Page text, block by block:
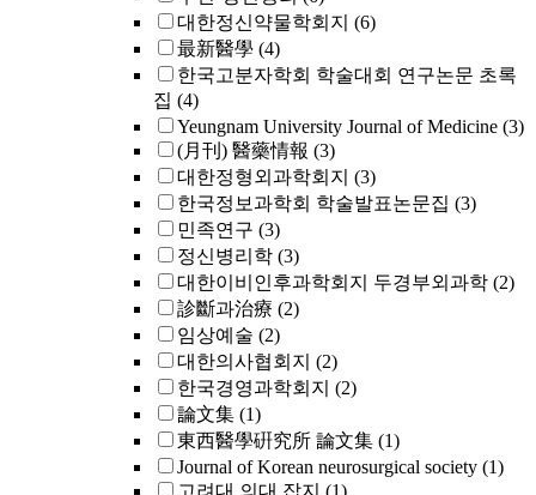
대한정신약물학회지 (6)
最新醫學 (4)
한국고분자학회 학술대회 연구논문 초록
집 (4)
Yeungnam University Journal of Medicine (3)
(月刊) 醫藥情報 (3)
대한정형외과학회지 (3)
한국정보과학회 학술발표논문집 (3)
민족연구 (3)
정신병리학 (3)
대한이비인후과학회지 두경부외과학 (2)
診斷과治療 (2)
임상예술 (2)
대한의사협회지 (2)
한국경영과학회지 (2)
論文集 (1)
東西醫學硏究所 論文集 (1)
Journal of Korean neurosurgical society (1)
고려대 의대 잡지 (1)